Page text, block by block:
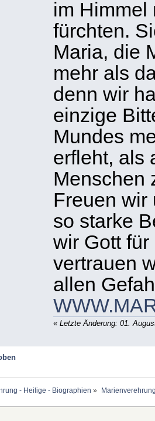
im Himmel
fürchten.
Maria, die
mehr als
denn wir
einzige
Mundes
erfleht, als
Menschen
Freuen wir
so starke
wir Gott
vertrauen
allen
« Letzte Änderung: 01.
- Heilige - Biographien »